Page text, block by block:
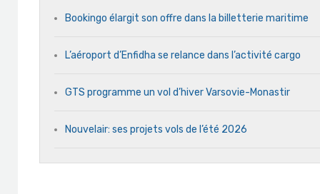
Bookingo élargit son offre dans la billetterie maritime
L’aéroport d’Enfidha se relance dans l’activité cargo
GTS programme un vol d’hiver Varsovie-Monastir
Nouvelair: ses projets vols de l’été 2026